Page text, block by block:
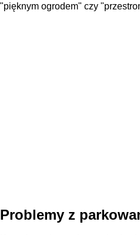
"pięknym ogrodem" czy
Problemy z